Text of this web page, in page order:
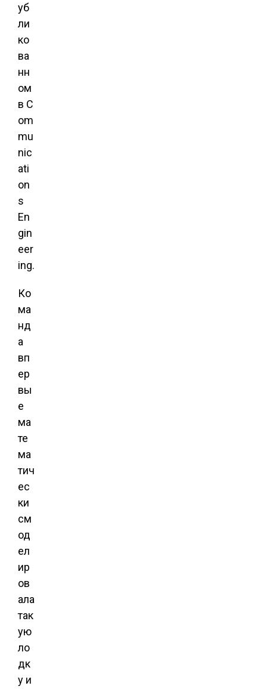
уб
ли
ко
ва
нн
ом
в C
om
mu
nic
ati
on
s
En
gin
eer
ing.
Ко
ма
нд
а
вп
ер
вы
е
ма
те
ма
тич
ес
ки
см
од
ел
ир
ов
ала
так
ую ​​
ло
дк
у и